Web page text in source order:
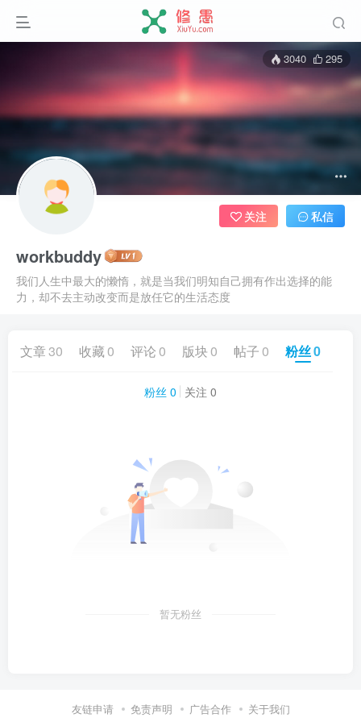
3040 295
workbuddy
我们人生中最大的懒惰，就是当我们明知自己拥有作出选择的能
力，却不去主动改变而是放任它的生活态度
关注 私信
文章30 收藏 0 评论 0 版块 0 帖子 0 粉丝0
粉丝 0 关注 0
暂无粉丝
友链申请 免责声明 广告合作 关于我们